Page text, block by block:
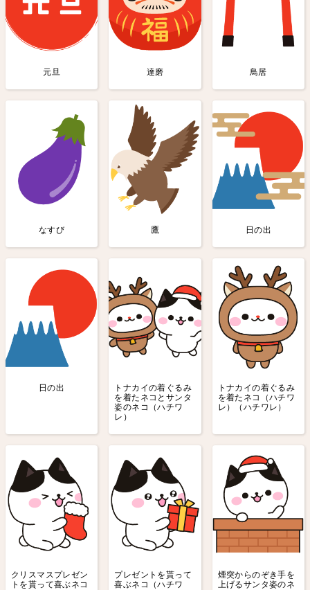
元旦 達磨 鳥居
なすび 鷹 日の出
日の出
トナカイの着ぐるみ
を着たネコとサンタ
姿のネコ（ハチワ
レ）
トナカイの着ぐるみ
を着たネコ（ハチワ
レ）（ハチワレ）
クリスマスプレゼン
トを貰って喜ぶネコ
プレゼントを貰って
喜ぶネコ（ハチワ
煙突からのぞき手を
上げるサンタ姿のネ